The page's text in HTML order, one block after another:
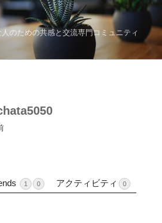
のための共感と交流専門コミュニティ
1 0 アクティビティ 0